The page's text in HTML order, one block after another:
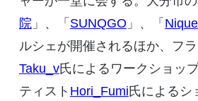
院」、「 SUNQGO 」、「 Nique
ルシェが開催されるほか、フ
Taku_v氏によるワークショッ
ティスト Hori_Fumi 氏によるシ